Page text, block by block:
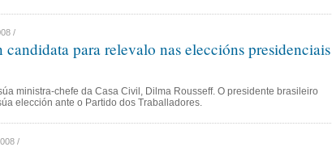
/
para relevalo nas eleccións presidenciais
ministra-chefe da Casa Civil, Dilma Rousseff. O presidente brasileiro
elección ante o Partido dos Traballadores.
/